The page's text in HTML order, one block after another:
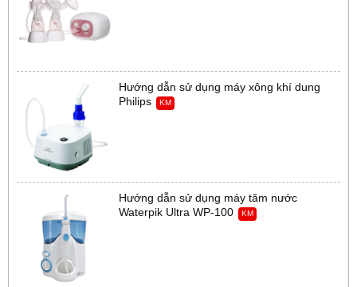
Hướng dẫn sử dụng máy xông khí dung
Philips
KM
Hướng dẫn sử dụng máy tăm nước
Waterpik Ultra WP-100
KM